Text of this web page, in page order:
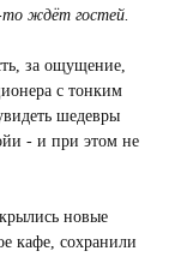
то ждёт гостей.
за ощущение,
с тонким
шедевры
- и при этом не
новые
кафе, сохранили